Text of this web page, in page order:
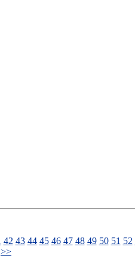
42 43 44 45 46 47 48 49 50 51 52
>>